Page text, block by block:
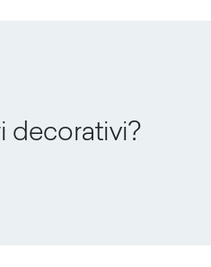
decorativi?